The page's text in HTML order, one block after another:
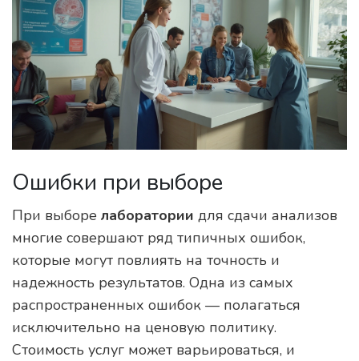
Ошибки при выборе
При выборе лаборатории для сдачи анализов
многие совершают ряд типичных ошибок,
которые могут повлиять на точность и
надежность результатов. Одна из самых
распространенных ошибок — полагаться
исключительно на ценовую политику.
Стоимость услуг может варьироваться, и